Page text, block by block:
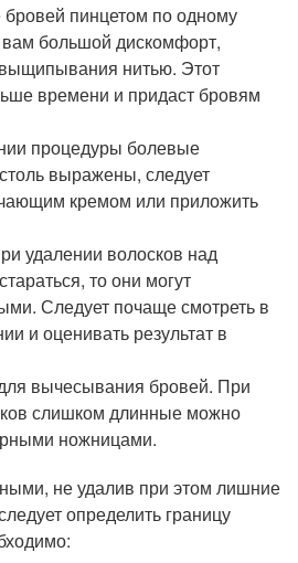
пинцетом по одному
вам большой дискомфорт,
нитью. Этот
времени и придаст бровям
процедуры болевые
выражены, следует
кремом или приложить
удалении волосков над
то они могут
Следует почаще смотреть в
и оценивать результат в
вычесывания бровей. При
слишком длинные можно
ножницами.
не удалив при этом лишние
определить границу